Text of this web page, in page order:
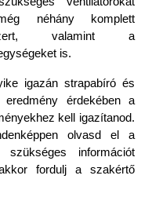
néhány komplett
valamint a
is.
igazán strapabíró és
érdekében a
kell igazítanod.
olvasd el a
szükséges információt
fordulj a szakértő